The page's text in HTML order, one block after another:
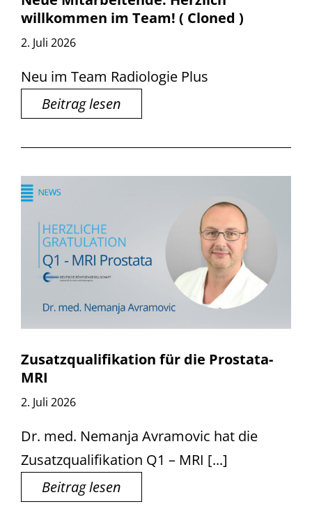
willkommen im Team! ( Cloned )
2. Juli 2026
Neu im Team Radiologie Plus
Beitrag lesen
Zusatzqualifikation für die Prostata-
MRI
2. Juli 2026
Dr. med. Nemanja Avramovic hat die
Zusatzqualifikation Q1 – MRI [...]
Beitrag lesen